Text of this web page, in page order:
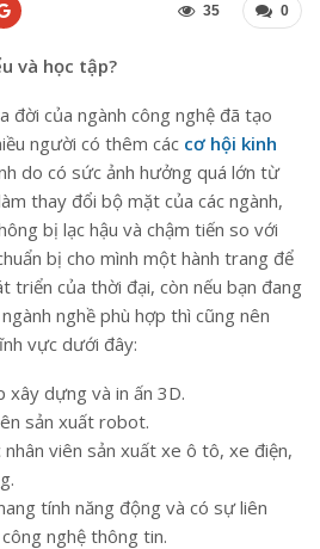
0
35
và học tập?
đời của ngành công nghệ đã tạo
người có thêm các cơ hội kinh
do có sức ảnh hưởng quá lớn từ
thay đổi bộ mặt của các ngành,
bị lạc hậu và chậm tiến so với
bị cho mình một hành trang để
triển của thời đại, còn nếu bạn đang
nghề phù hợp thì cũng nên
vực dưới đây:
xây dựng và in ấn 3D.
sản xuất robot.
viên sản xuất xe ô tô, xe điện,
tính năng động và có sự liên
nghệ thông tin.